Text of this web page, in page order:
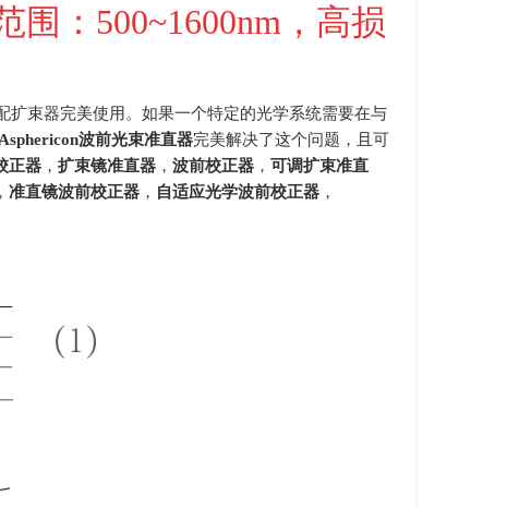
围： 500~1600nm ，高损
扩束器完美使用。如果一个特定的光学系统需要在与
Asphericon波前光束准直器完美解决了这个问题，且可
正器 ， 扩束镜准直器 ， 波前校正器 ， 可调扩束准直
， 准直镜波前校正器 ， 自适应光学波前校正器 ，